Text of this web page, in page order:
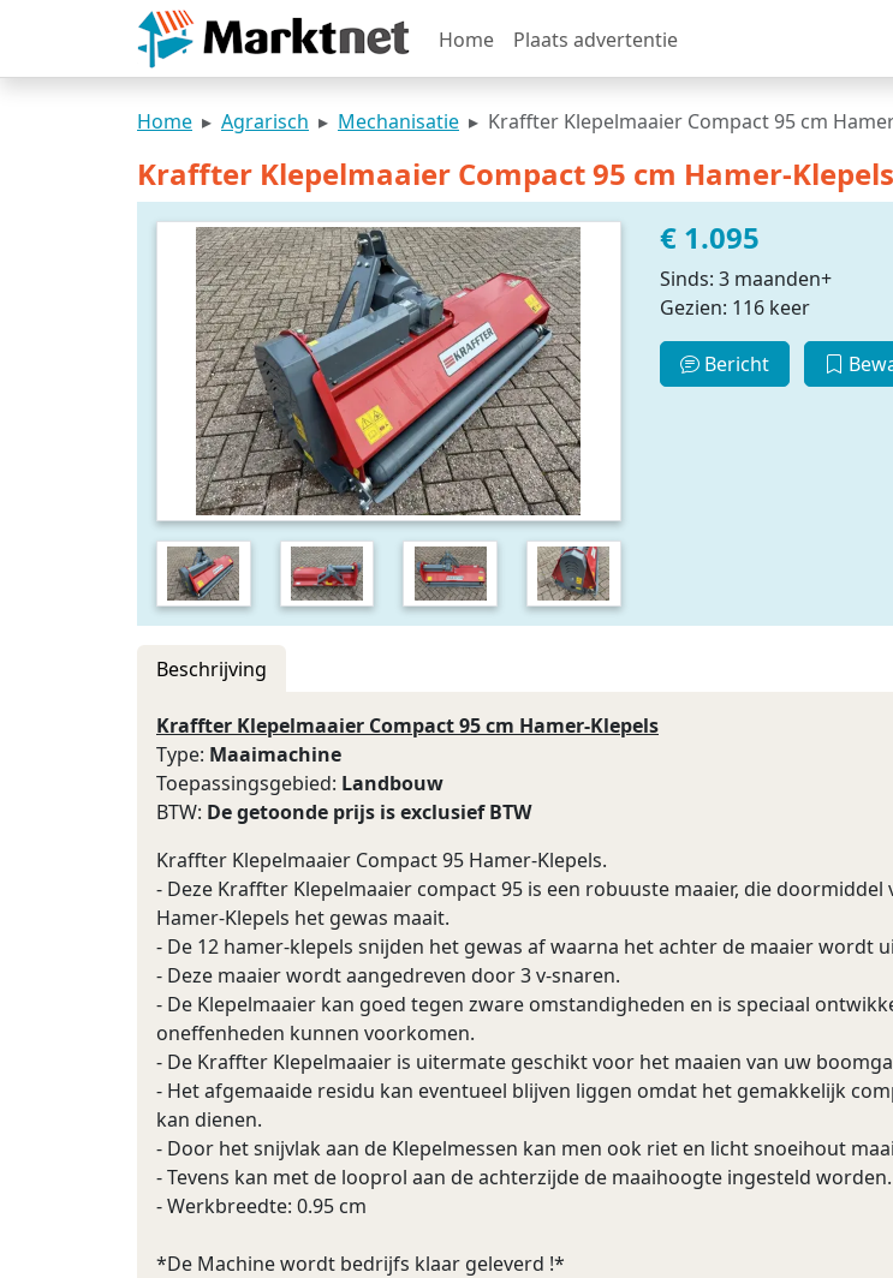
Home Plaats advertentie
Home Agrarisch Mechanisatie Kraffter Klepelmaaier Compact 95 cm
Kraffter Klepelmaaier Compact 95 cm Hamer-Klepels
€ 1.095
Sinds: 3 maanden+
Gezien: 116 keer
Bericht
Beschrijving
Kraffter Klepelmaaier Compact 95 cm Hamer-Klepels
Type: Maaimachine
Toepassingsgebied: Landbouw
BTW: De getoonde prijs is exclusief BTW
Kraffter Klepelmaaier Compact 95 Hamer-Klepels.
- Deze Kraffter Klepelmaaier compact 95 is een robuuste maaier, die
Hamer-Klepels het gewas maait.
- De 12 hamer-klepels snijden het gewas af waarna het achter de maaier wordt
- Deze maaier wordt aangedreven door 3 v-snaren.
- De Klepelmaaier kan goed tegen zware omstandigheden en is speciaal
oneffenheden kunnen voorkomen.
- De Kraffter Klepelmaaier is uitermate geschikt voor het maaien van uw
- Het afgemaaide residu kan eventueel blijven liggen omdat het gemakkelijk
kan dienen.
- Door het snijvlak aan de Klepelmessen kan men ook riet en licht snoeihout
- Tevens kan met de looprol aan de achterzijde de maaihoogte ingesteld worden.
- Werkbreedte: 0.95 cm
*De Machine wordt bedrijfs klaar geleverd !*